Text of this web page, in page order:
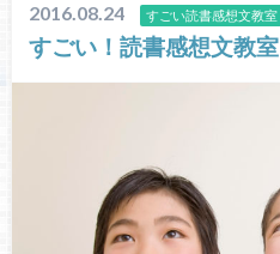
2016.08.24 すごい読書感想文教室
すごい！読書感想文教室